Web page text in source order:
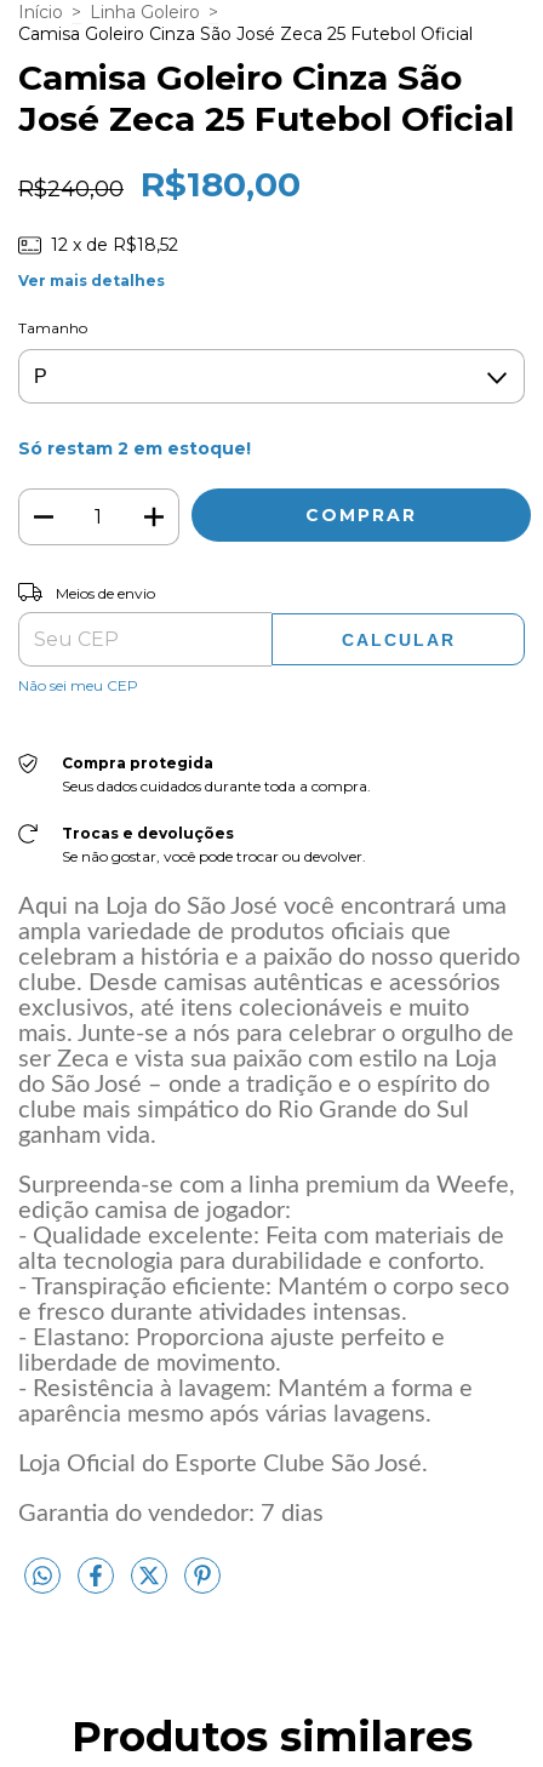
Início > Linha Goleiro >
Camisa Goleiro Cinza São José Zeca 25 Futebol Oficial
Camisa Goleiro Cinza São
José Zeca 25 Futebol Oficial
R$240,00 R$180,00
12 x de R$18,52
Ver mais detalhes
Tamanho
Só restam 2 em estoque!
Entregas para o CEP:
Meios de envio
CALCULAR
Não sei meu CEP
Compra protegida
Seus dados cuidados durante toda a compra.
Trocas e devoluções
Se não gostar, você pode trocar ou devolver.
Aqui na Loja do São José você encontrará uma
ampla variedade de produtos oficiais que
celebram a história e a paixão do nosso querido
clube. Desde camisas autênticas e acessórios
exclusivos, até itens colecionáveis e muito
mais. Junte-se a nós para celebrar o orgulho de
ser Zeca e vista sua paixão com estilo na Loja
do São José – onde a tradição e o espírito do
clube mais simpático do Rio Grande do Sul
ganham vida.
Surpreenda-se com a linha premium da Weefe,
edição camisa de jogador:
- Qualidade excelente: Feita com materiais de
alta tecnologia para durabilidade e conforto.
- Transpiração eficiente: Mantém o corpo seco
e fresco durante atividades intensas.
- Elastano: Proporciona ajuste perfeito e
liberdade de movimento.
- Resistência à lavagem: Mantém a forma e
aparência mesmo após várias lavagens.
Loja Oficial do Esporte Clube São José.
Garantia do vendedor: 7 dias
Produtos similares